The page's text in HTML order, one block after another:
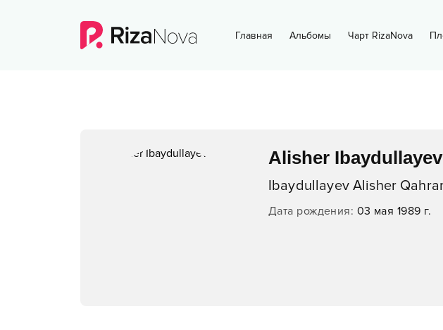
Главная Альбомы Чарт RizaNova
Alisher Ibaydullayev
Ibaydullayev Alisher
Дата рождения: 03 мая 1989 г.